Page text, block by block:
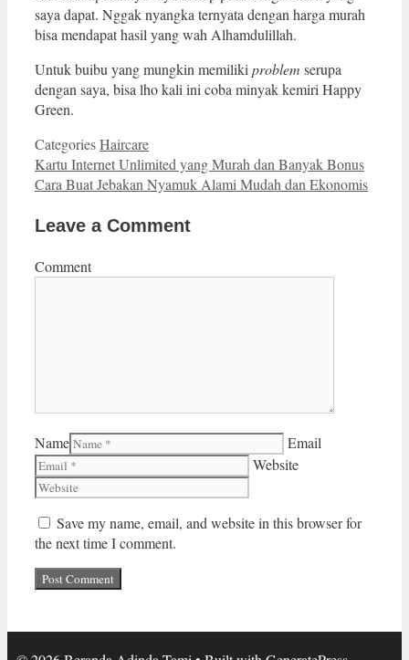
saya dapat. Nggak nyangka ternyata dengan harga murah
bisa mendapat hasil yang wah Alhamdulillah.
Untuk buibu yang mungkin memiliki problem serupa
dengan saya, bisa lho kali ini coba minyak kemiri Happy
Green.
CategoriesHaircare
Kartu Internet Unlimited yang Murah dan Banyak Bonus
Cara Buat Jebakan Nyamuk Alami Mudah dan Ekonomis
Leave a Comment
Comment
Name
Email
Website
Save my name, email, and website in this browser for
the next time I comment.